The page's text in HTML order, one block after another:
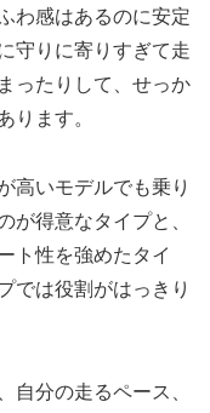
わ感はあるのに安定
守りに寄りすぎて走
ったりして、せっか
ります。
高いモデルでも乗り
が得意なタイプと、
ト性を強めたタイ
では役割がはっきり
自分の走るペース、